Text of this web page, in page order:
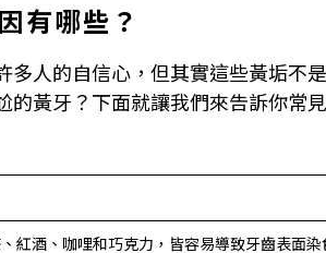
有哪些？
人的自信心，但其實這些黃垢不
黃牙？下面就讓我們來告訴你常
紅酒、咖哩和巧克力，皆容易導致牙齒表面染